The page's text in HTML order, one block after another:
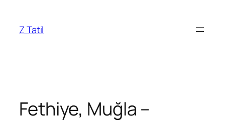
Z Tatil
Fethiye, Muğla –